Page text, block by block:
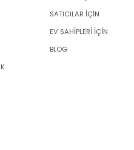
SATICILAR İÇİN
EV SAHİPLERİ İÇİN
BLOG